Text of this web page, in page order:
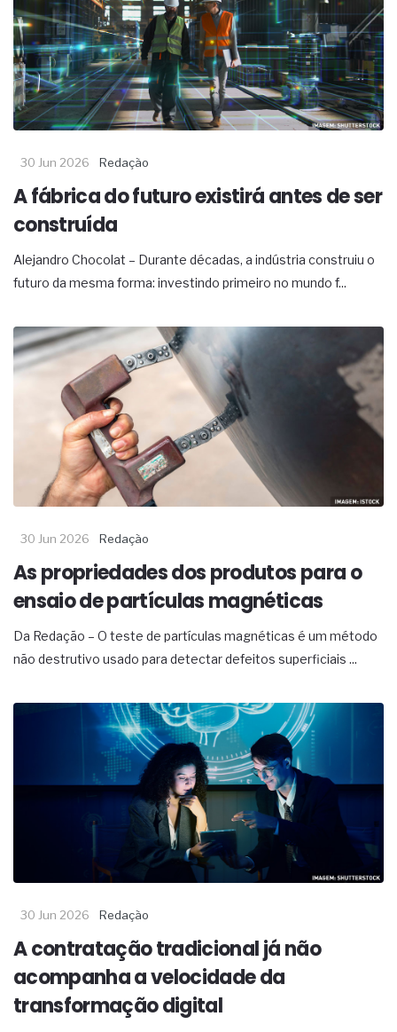
30 Jun 2026 Redação
A fábrica do futuro existirá antes de ser
construída
Alejandro Chocolat – Durante décadas, a indústria construiu o
futuro da mesma forma: investindo primeiro no mundo f...
30 Jun 2026 Redação
As propriedades dos produtos para o
ensaio de partículas magnéticas
Da Redação – O teste de partículas magnéticas é um método
não destrutivo usado para detectar defeitos superficiais ...
30 Jun 2026 Redação
A contratação tradicional já não
acompanha a velocidade da
transformação digital